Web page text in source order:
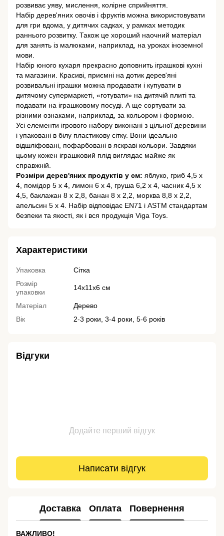
розвиває уяву, мислення, колірне сприйняття.
Набір дерев'яних овочів і фруктів можна використовувати
для гри вдома, у дитячих садках, у рамках методик
раннього розвитку. Також це хороший наочний матеріал
для занять із малюками, наприклад, на уроках іноземної
мови.
Набір юного кухаря прекрасно доповнить іграшкові кухні
та магазини. Красиві, приємні на дотик дерев'яні
розвивальні іграшки можна продавати і купувати в
дитячому супермаркеті, «готувати» на дитячій плиті та
подавати на іграшковому посуді. А ще сортувати за
різними ознаками, наприклад, за кольором і формою.
Усі елементи ігрового набору виконані з цільної деревини
і упаковані в білу пластикову сітку. Вони ідеально
відшліфовані, пофарбовані в яскраві кольори. Завдяки
цьому кожен іграшковий плід виглядає майже як
справжній.
Розміри дерев'яних продуктів у см: яблуко, гриб 4,5 х
4, помідор 5 х 4, лимон 6 х 4, груша 6,2 х 4, часник 4,5 х
4,5, баклажан 8 х 2,8, банан 8 х 2,2, морква 8,8 х 2,2,
апельсин 5 х 4. Набір відповідає EN71 і ASTM стандартам
безпеки та якості, як і вся продукція Viga Toys.
Характеристики
Упаковка
Сітка
Розмір
упаковки
14х11х6 см
Матеріал
Дерево
Вік
2-3 роки, 3-4 роки, 5-6 років
Відгуки
Додайте перший відгук
Написати відгук
Доставка Оплата Повернення
ВАЖЛИВО!